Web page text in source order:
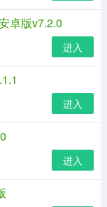
卓版v7.2.0
进入
进入
进入